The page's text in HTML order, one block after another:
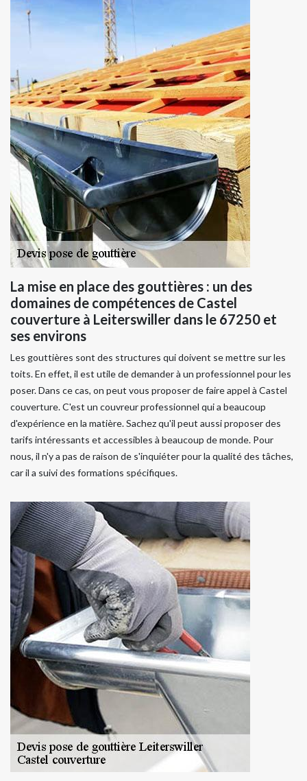
La mise en place des gouttières : un des
domaines de compétences de Castel
couverture à Leiterswiller dans le 67250 et
ses environs
Les gouttières sont des structures qui doivent se mettre sur les
toits. En effet, il est utile de demander à un professionnel pour les
poser. Dans ce cas, on peut vous proposer de faire appel à Castel
couverture. C'est un couvreur professionnel qui a beaucoup
d'expérience en la matière. Sachez qu'il peut aussi proposer des
tarifs intéressants et accessibles à beaucoup de monde. Pour
nous, il n'y a pas de raison de s'inquiéter pour la qualité des tâches,
car il a suivi des formations spécifiques.